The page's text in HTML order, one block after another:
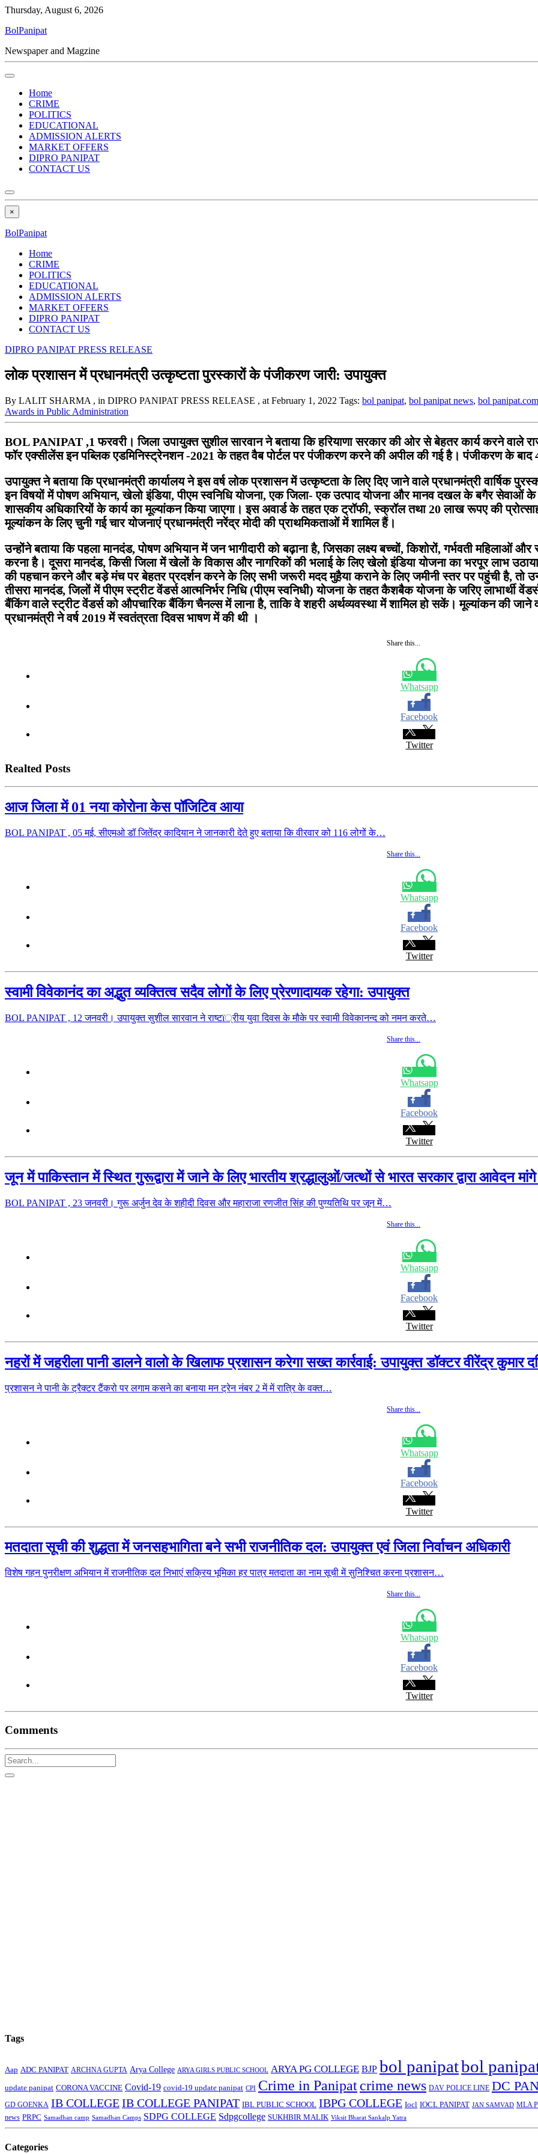
Thursday, August 6, 2026
BolPanipat
Newspaper and Magzine
Home
CRIME
POLITICS
EDUCATIONAL
ADMISSION ALERTS
MARKET OFFERS
DIPRO PANIPAT
CONTACT US
×
BolPanipat
Home
CRIME
POLITICS
EDUCATIONAL
ADMISSION ALERTS
MARKET OFFERS
DIPRO PANIPAT
CONTACT US
DIPRO PANIPAT PRESS RELEASE
लोक प्रशासन में प्रधानमंत्री उत्कृष्टता पुरस्कारों के पंजीकरण जारी: उपायुक्त
By LALIT SHARMA , in DIPRO PANIPAT PRESS RELEASE , at February 1, 2022 Tags: bol panipat, bol panipat news, bol panipat.com
Awards in Public Administration
BOL PANIPAT ,1 फरवरी। जिला उपायुक्त सुशील सारवान ने बताया कि हरियाणा सरकार की ओर से बेहतर कार्य करने वाले
फॉर एक्सीलेंस इन पब्लिक एडमिनिस्ट्रेनशन -2021 के तहत वैब पोर्टल पर पंजीकरण करने की अपील की गई है। पंजीकरण के
उपायुक्त ने बताया कि प्रधानमंत्री कार्यालय ने इस वर्ष लोक प्रशासन में उत्कृष्टता के लिए दिए जाने वाले प्रधानमंत्री वार्षिक
इन विषयों में पोषण अभियान, खेलो इंडिया, पीएम स्वनिधि योजना, एक जिला- एक उत्पाद योजना और मानव दखल के बगैर सेवाओं
शासकीय अधिकारियों के कार्य का मूल्यांकन किया जाएगा। इस अवार्ड के तहत एक ट्रॉफी, स्क्रॉल तथा 20 लाख रूपए की
मूल्यांकन के लिए चुनी गई चार योजनाएं प्रधानमंत्री नरेंद्र मोदी की प्राथमिकताओं में शामिल हैं।
उन्होंने बताया कि पहला मानदंड, पोषण अभियान में जन भागीदारी को बढ़ाना है, जिसका लक्ष्य बच्चों, किशोरों, गर्भवती महिलाओं
करना है। दूसरा मानदंड, किसी जिला में खेलों के विकास और नागरिकों की भलाई के लिए खेलो इंडिया योजना का भरपूर लाभ
की पहचान करने और बड़े मंच पर बेहतर प्रदर्शन करने के लिए सभी जरूरी मदद मुहैया कराने के लिए जमीनी स्तर पर पहुंची है, तो
तीसरा मानदंड, जिलों में पीएम स्ट्रीट वेंडर्स आत्मनिर्भर निधि (पीएम स्वनिधी) योजना के तहत कैशबैक योजना के जरिए लाभार्थी
बैंकिंग वाले स्ट्रीट वेंडर्स को औपचारिक बैंकिंग चैनल्स में लाना है, ताकि वे शहरी अर्थव्यवस्था में शामिल हो सकें। मूल्यांकन की जाने
प्रधानमंत्री ने वर्ष 2019 में स्वतंत्रता दिवस भाषण में की थी ।
Share this...
Whatsapp
Facebook
Twitter
Realted Posts
आज जिला में 01 नया कोरोना केस पॉजिटिव आया
BOL PANIPAT , 05 मई, सीएमओ डॉ जितेंद्र कादियान ने जानकारी देते हुए बताया कि वीरवार को 116 लोगों के…
Share this...
Whatsapp
Facebook
Twitter
स्वामी विवेकानंद का अद्भुत व्यक्तित्व सदैव लोगों के लिए प्रेरणादायक रहेगा: उपायुक्त
BOL PANIPAT , 12 जनवरी। उपायुक्त सुशील सारवान ने राष्टï्रीय युवा दिवस के मौके पर स्वामी विवेकानन्द को नमन करते…
Share this...
Whatsapp
Facebook
Twitter
जून में पाकिस्तान में स्थित गुरूद्वारा में जाने के लिए भारतीय श्रद्धालुओं/जत्थों से भारत सरकार द्वारा आवेदन
BOL PANIPAT , 23 जनवरी। गुरू अर्जुन देव के शहीदी दिवस और महाराजा रणजीत सिंह की पुण्यतिथि पर जून में…
Share this...
Whatsapp
Facebook
Twitter
नहरों में जहरीला पानी डालने वालो के खिलाफ प्रशासन करेगा सख्त कार्रवाई: उपायुक्त डॉक्टर वीरेंद्र कुमार
प्रशासन ने पानी के ट्रैक्टर टैंकरो पर लगाम कसने का बनाया मन ट्रेन नंबर 2 में में रात्रि के वक्त…
Share this...
Whatsapp
Facebook
Twitter
मतदाता सूची की शुद्धता में जनसहभागिता बने सभी राजनीतिक दल: उपायुक्त एवं जिला निर्वाचन अधिकारी
विशेष गहन पुनरीक्षण अभियान में राजनीतिक दल निभाएं सक्रिय भूमिका हर पात्र मतदाता का नाम सूची में सुनिश्चित करना प्रशासन…
Share this...
Whatsapp
Facebook
Twitter
Comments
Tags
Aap ADC PANIPAT ARCHNA GUPTA Arya College ARYA GIRLS PUBLIC SCHOOL ARYA PG COLLEGE BJP bol panipatbol
update panipat CORONA VACCINE Covid-19 covid-19 update panipat CPI Crime in Panipatcrime news DAV POLICE LINE DC
GD GOENKA IB COLLEGEIB COLLEGE PANIPAT IBL PUBLIC SCHOOL IBPG COLLEGE Iocl IOCL PANIPAT JAN SAMVAD MLA
news PRPC Samadhan camp Samadhan Camps SDPG COLLEGE Sdpgcollege SUKHBIR MALIK Viksit Bharat Sankalp Yatra
Categories